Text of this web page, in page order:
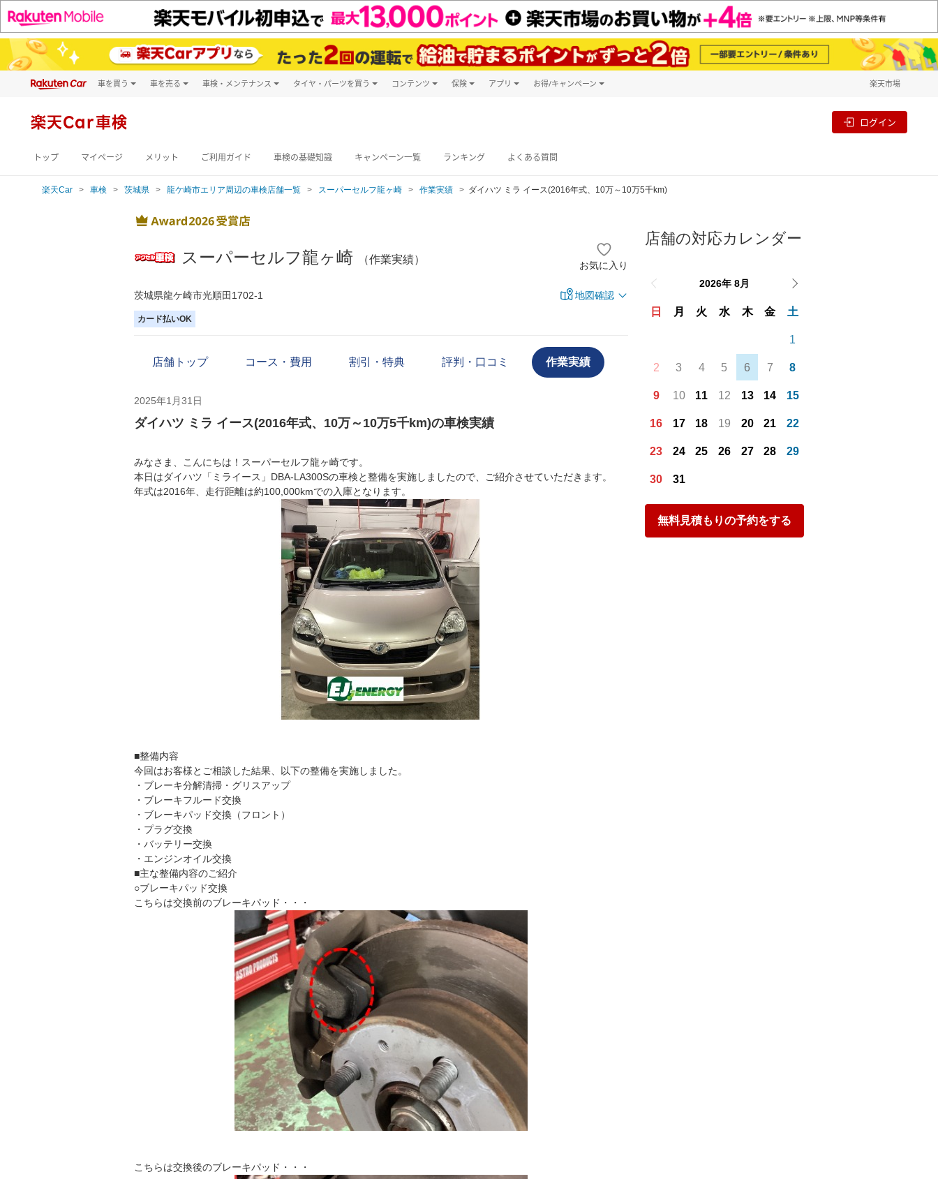
車を買う
新車
車を売る 車検・メンテナンス タイヤ・パーツを買う コンテンツ 保険 アプリ お得/キャンペーン 楽天市場
楽天Car車検 ログイン
トップ マイページ メリット ご利用ガイド 車検の基礎知識 キャンペーン一覧 ランキング よくある質問
楽天Car 車検 茨城県 龍ケ崎市エリア周辺の車検店舗一覧 スーパーセルフ龍ヶ崎 作業実績 ダイハツ ミラ イース(2016年式、10万～10万5千km)
店舗の対応カレンダー
2026年 8月
日 月 火 水 木 金 土
1
2 3 4 5 6 7 8
9 10 11 12 13 14 15
16 17 18 19 20 21 22
23 24 25 26 27 28 29
30 31
無料見積もりの予約をする
スーパーセルフ龍ヶ崎 （作業実績）
お気に入り
茨城県龍ケ崎市光順田1702-1 地図確認
カード払いOK
店舗トップ コース・費用 割引・特典 評判・口コミ 作業実績
2025年1月31日
ダイハツ ミラ イース(2016年式、10万～10万5千km)の車検実績
みなさま、こんにちは！スーパーセルフ龍ヶ崎です。
本日はダイハツ「ミライース」DBA-LA300Sの車検と整備を実施しましたので、ご紹介させていただきます。
年式は2016年、走行距離は約100,000kmでの入庫となります。
■整備内容
今回はお客様とご相談した結果、以下の整備を実施しました。
・ブレーキ分解清掃・グリスアップ
・ブレーキフルード交換
・ブレーキパッド交換（フロント）
・プラグ交換
・バッテリー交換
・エンジンオイル交換
■主な整備内容のご紹介
○ブレーキパッド交換
こちらは交換前のブレーキパッド・・・
こちらは交換後のブレーキパッド・・・